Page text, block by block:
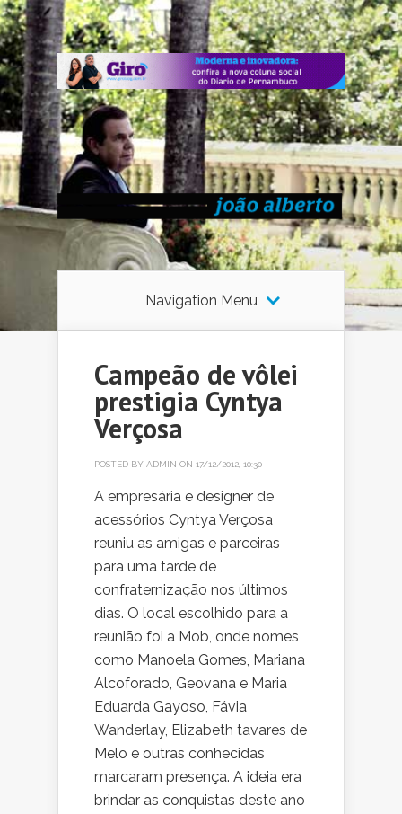
Navigation Menu
Campeão de vôlei
prestigia Cyntya
Verçosa
POSTED BY ADMIN ON 17/12/2012, 10:30
A empresária e designer de
acessórios Cyntya Verçosa
reuniu as amigas e parceiras
para uma tarde de
confraternização nos últimos
dias. O local escolhido para a
reunião foi a Mob, onde nomes
como Manoela Gomes, Mariana
Alcoforado, Geovana e Maria
Eduarda Gayoso, Fávia
Wanderlay, Elizabeth tavares de
Melo e outras conhecidas
marcaram presença. A ideia era
brindar as conquistas deste ano